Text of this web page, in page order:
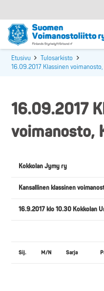
Etusivu
Tulosarkisto
16.09.2017 Klassinen
16.09.2017
voimanosto,
Kokkolan Jymy ry
Kansallinen klassinen
16.9.2017 klo 10.30 Kokkolan
Sij. M/N Sarja